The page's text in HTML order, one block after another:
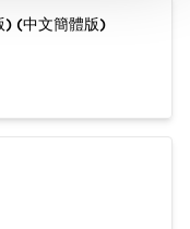
(中文簡體版)